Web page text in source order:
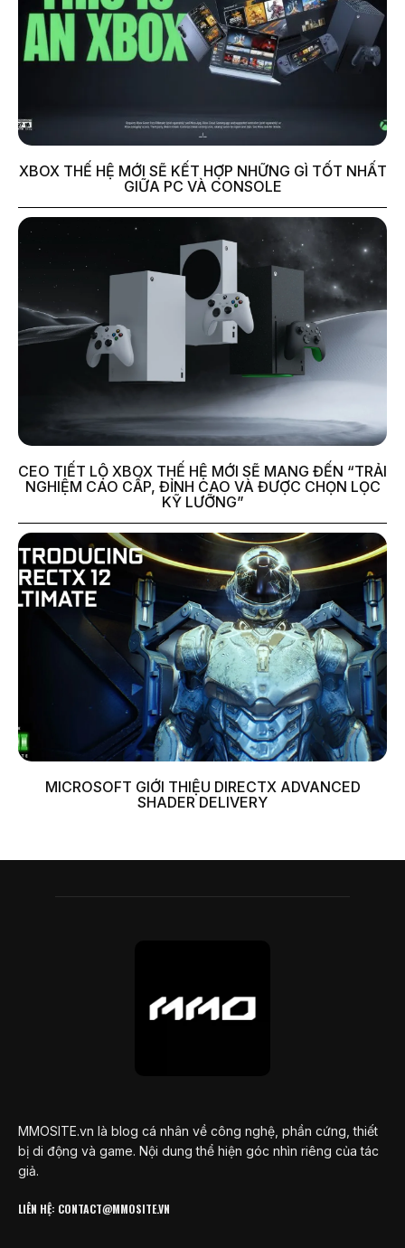
XBOX THẾ HỆ MỚI SẼ KẾT HỢP NHỮNG GÌ TỐT NHẤT
GIỮA PC VÀ CONSOLE
CEO TIẾT LỘ XBOX THẾ HỆ MỚI SẼ MANG ĐẾN “TRẢI
NGHIỆM CAO CẤP, ĐỈNH CAO VÀ ĐƯỢC CHỌN LỌC
KỸ LƯỠNG”
MICROSOFT GIỚI THIỆU DIRECTX ADVANCED
SHADER DELIVERY
MMOSITE.vn là blog cá nhân về công nghệ, phần cứng, thiết
bị di động và game. Nội dung thể hiện góc nhìn riêng của tác
giả.
LIÊN HỆ: CONTACT@MMOSITE.VN